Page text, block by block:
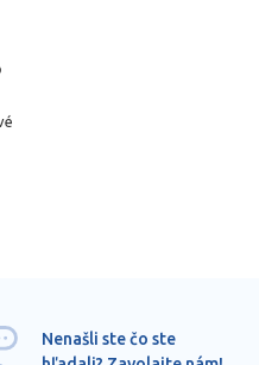
Nenašli ste čo ste